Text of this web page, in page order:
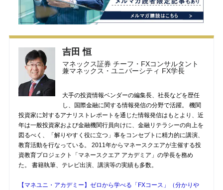
吉田 恒
マネックス証券 チーフ・FXコンサルタント
兼マネックス・ユニバーシティ FX学長
大手の投資情報ベンダーの編集長、社長などを歴任
し、国際金融に関する情報発信の分野で活躍。 機関
投資家に対するアナリストレポートを通じた情報発信はもとより、近
年は一般投資家および金融機関行員向けに、金融リテラシーの向上を
図るべく、「解りやすく役に立つ」事をコンセプトに精力的に講演、
教育活動を行なっている。 2011年からマネースクエアが主催する投
資教育プロジェクト「マネースクエア アカデミア」の学長を務め
た。 書籍執筆、テレビ出演、講演等の実績も多数。
【マネユニ・アカデミー】ゼロから学べる「FXコース」（分かりや